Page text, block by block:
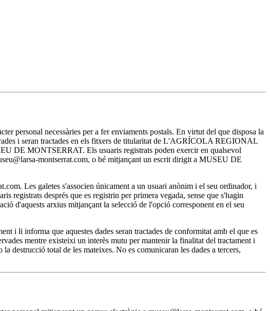
personal necessàries per a fer enviaments postals. En virtut del que disposa la
i seran tractades en els fitxers de titularitat de L'AGRÍCOLA REGIONAL
DE MONTSERRAT. Els usuaris registrats poden exercir en qualsevol
montserrat.com, o bé mitjançant un escrit dirigit a MUSEU DE
Les galetes s'associen únicament a un usuari anònim i el seu ordinador, i
registrats després que es registrin per primera vegada, sense que s'hagin
d'aquests arxius mitjançant la selecció de l'opció corresponent en el seu
i li informa que aquestes dades seran tractades de conformitat amb el que es
mentre existeixi un interès mutu per mantenir la finalitat del tractament i
destrucció total de les mateixes. No es comunicaran les dades a tercers,